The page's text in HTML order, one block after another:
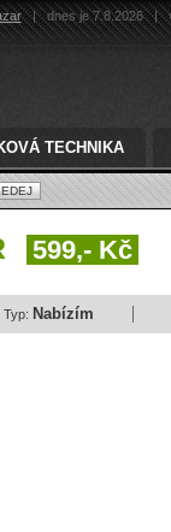
| dnes je 7.8.2026 |
TECHNIKA
599,- Kč
Typ: Nabízím